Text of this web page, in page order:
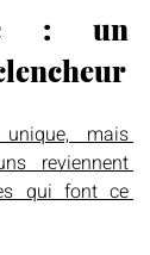
: un
mais
reviennent
qui font ce